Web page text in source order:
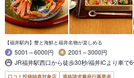
【福井駅内】蟹と海鮮と福井名物が楽しめる
5001～6000円
2001～3000円
JR福井駅西口から徒歩30秒/福井ICより車で